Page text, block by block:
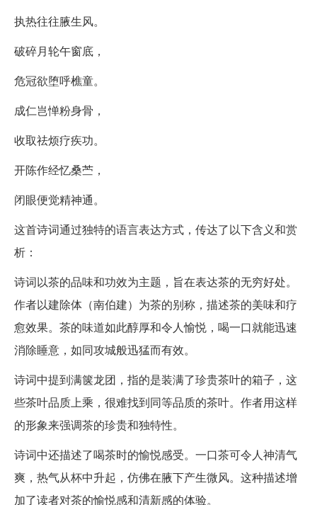
执热往往腋生风。
破碎月轮午窗底，
危冠欲堕呼樵童。
成仁岂惮粉身骨，
收取祛烦疗疾功。
开陈作经忆桑苎，
闭眼便觉精神通。
这首诗词通过独特的语言表达方式，传达了以下含义和赏
析：
诗词以茶的品味和功效为主题，旨在表达茶的无穷好处。
作者以建除体（南伯建）为茶的别称，描述茶的美味和疗
愈效果。茶的味道如此醇厚和令人愉悦，喝一口就能迅速
消除睡意，如同攻城般迅猛而有效。
诗词中提到满箧龙团，指的是装满了珍贵茶叶的箱子，这
些茶叶品质上乘，很难找到同等品质的茶叶。作者用这样
的形象来强调茶的珍贵和独特性。
诗词中还描述了喝茶时的愉悦感受。一口茶可令人神清气
爽，热气从杯中升起，仿佛在腋下产生微风。这种描述增
加了读者对茶的愉悦感和清新感的体验。